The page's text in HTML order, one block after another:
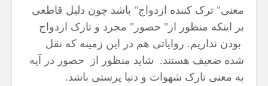
معنى" ترک کننده ازدواج" باشد چون دلیل قاطعى
بر اینکه منظور از" حصور" مجرد و تارک ازدواج
بودن نداریم. روایاتی هم در این زمینه که نقل
شده ضعیف هستند. شاید منظور از حصور در آیه
به معنى تارک شهوات و دنیا پرستى باشد.